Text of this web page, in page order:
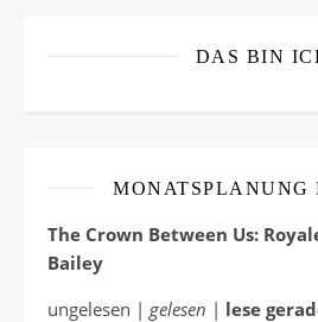
DAS BIN
MONATSPLANUNG
The Crown Between Us:
Bailey
ungelesen | gelesen | lese